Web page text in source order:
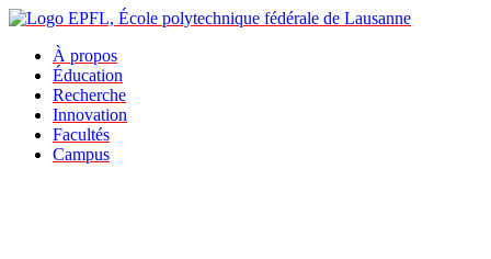
À propos
Éducation
Recherche
Innovation
Facultés
Campus